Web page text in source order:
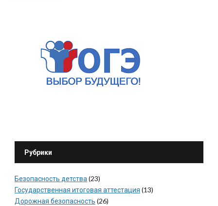
Рубрики
Безопасность детства (23)
Государственная итоговая аттестация (13)
Дорожная безопасность (26)